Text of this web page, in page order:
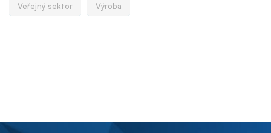
Veřejný sektor Výroba